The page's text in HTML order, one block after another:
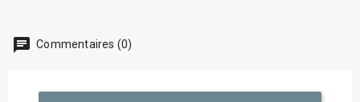
chat Commentaires (0)